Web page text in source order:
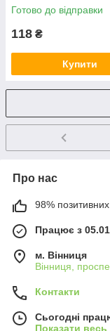
Готово до відправки
118 ₴
Купити
Про нас
98% позитивних
Працює з
м. Вінниця
Вінниця,
Контакти
Сьогодні
Показати